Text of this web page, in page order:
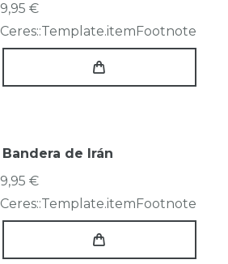
9,95 €
Ceres::Template.itemFootnote
Bandera de Irán
9,95 €
Ceres::Template.itemFootnote